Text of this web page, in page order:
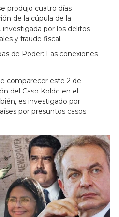
produjo cuatro días
de la cúpula de la
investigada por los delitos
y fraude fiscal.
de Poder: Las conexiones
comparecer este 2 de
del Caso Koldo en el
es investigado por
por presuntos casos